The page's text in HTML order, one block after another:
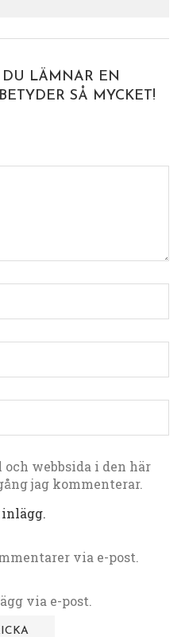
DU LÄMNAR EN
SÅ MYCKET!
webbsida i den här
jag kommenterar.
via e-post.
via e-post.